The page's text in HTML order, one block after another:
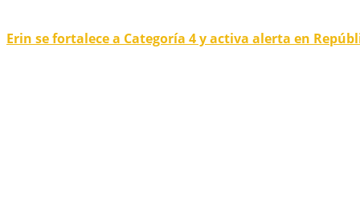
Erin se fortalece a Categoría 4 y activa alerta en